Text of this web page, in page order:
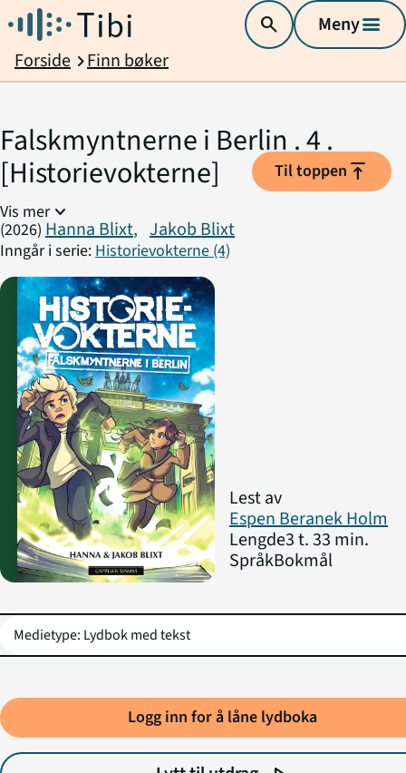
search Menymenu
Forside chevron_rightFinn bøker
Falskmyntnerne i Berlin . 4 .
[Historievokterne]
Vis merexpand_more
(2026) Hanna Blixt, Jakob Blixt
Inngår i serie:Historievokterne (4)
Lest av
Espen Beranek Holm
Lengde3 t. 33 min.
SpråkBokmål
Logg inn for å låne lydboka
Til toppen vertical_align_top